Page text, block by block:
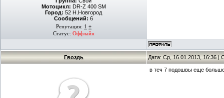
Мотоцикл: DR-Z 400 SM
Город: 52 Н.Новгород
Сообщений: 6
Репутация: 1 ±
Статус: Оффлайн
Гвоздь Дата: Ср, 16.01.2013, 16:36 |
в теч 7 подошвы еще больше